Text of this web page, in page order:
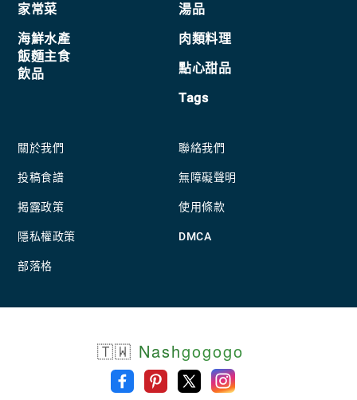
家常菜
海鮮水產
飯麵主食
飲品
湯品
肉類料理
點心甜品
Tags
關於我們
投稿食譜
揭露政策
隱私權政策
部落格
聯絡我們
無障礙聲明
使用條款
DMCA
🇹🇼 Nashgogogo